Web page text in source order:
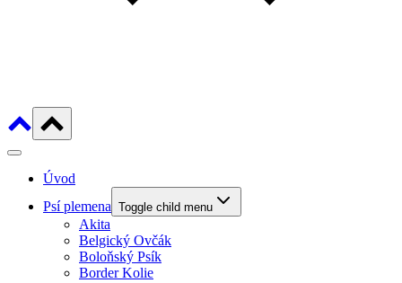
Úvod
Psí plemena Toggle child menu
Akita
Belgický Ovčák
Boloňský Psík
Border Kolie